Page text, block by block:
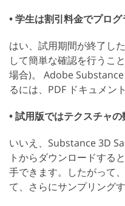
• 学生は割引料金でプロ
はい、試用期間が終了し
して簡単な確認を行うこ
場合)。 Adobe
るには、PDF ドキュメン
• 試用版ではテクスチャ
いいえ、Substance 3D
トからダウンロードする
手できます。したがって
て、さらにサンプリング